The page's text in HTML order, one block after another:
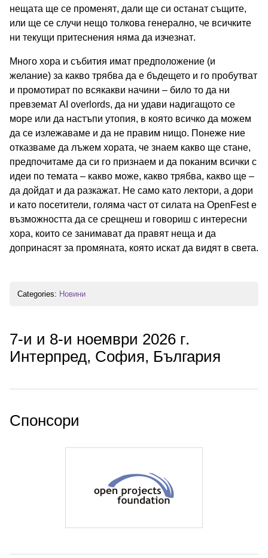
нещата ще се променят, дали ще си останат същите,
или ще се случи нещо толкова генерално, че всичките
ни текущи притеснения няма да изчезнат.
Много хора и събития имат предположение (и
желание) за какво трябва да е бъдещето и го пробутват
и промотират по всякакви начини – било то да ни
превземат AI overlords, да ни удави надигащото се
море или да настъпи утопия, в която всичко да можем
да се излежаваме и да не правим нищо. Понеже ние
отказваме да лъжем хората, че знаем какво ще стане,
предпочитаме да си го признаем и да поканим всички с
идеи по темата – какво може, какво трябва, какво ще –
да дойдат и да разкажат. Не само като лектори, а дори
и като посетители, голяма част от силата на OpenFest е
възможността да се срещнеш и говориш с интересни
хора, които се занимават да правят неща и да
допринасят за промяната, която искат да видят в света.
Categories: Новини
7-и и 8-и ноември 2026 г.
Интерпред, София, България
Спонсори